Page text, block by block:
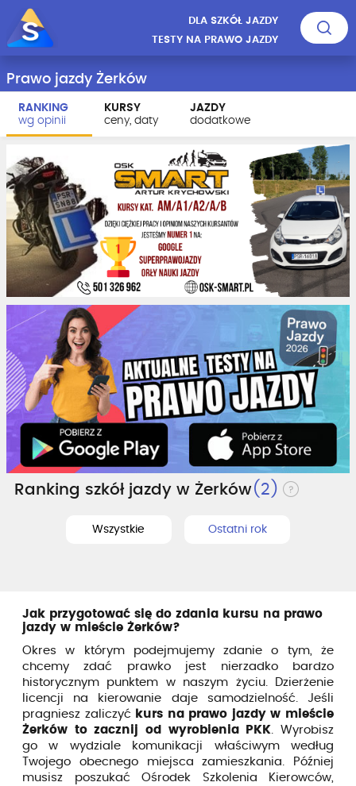
DLA SZKÓŁ JAZDY
TESTY NA PRAWO JAZDY
Prawo jazdy Żerków
RANKING
wg opinii
KURSY
ceny, daty
JAZDY
dodatkowe
Ranking szkół jazdy w Żerków(2)
Wszystkie Ostatni rok
Jak przygotować się do zdania kursu na prawo
jazdy w mieście Żerków?
Okres w którym podejmujemy zdanie o tym, że
chcemy zdać prawko jest nierzadko bardzo
historycznym punktem w naszym życiu. Dzierżenie
licencji na kierowanie daje samodzielność. Jeśli
pragniesz zaliczyć kurs na prawo jazdy w mieście
Żerków to zacznij od wyrobienia PKK . Wyrobisz
go w wydziale komunikacji właściwym według
Twojego obecnego miejsca zamieszkania. Później
musisz poszukać Ośrodek Szkolenia Kierowców,